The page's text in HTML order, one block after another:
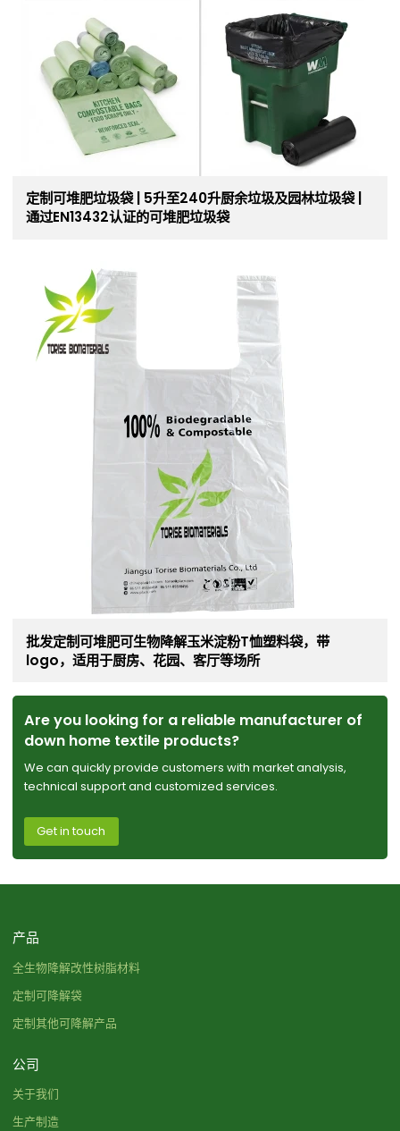
定制可堆肥垃圾袋 | 5升至240升厨余垃圾及园林垃圾袋 |
通过EN13432认证的可堆肥垃圾袋
批发定制可堆肥可生物降解玉米淀粉T恤塑料袋，带
logo，适用于厨房、花园、客厅等场所
Are you looking for a reliable manufacturer of
down home textile products?
We can quickly provide customers with market analysis,
technical support and customized services.
Get in touch
产品
全生物降解改性树脂材料
定制可降解袋
定制其他可降解产品
公司
关于我们
生产制造